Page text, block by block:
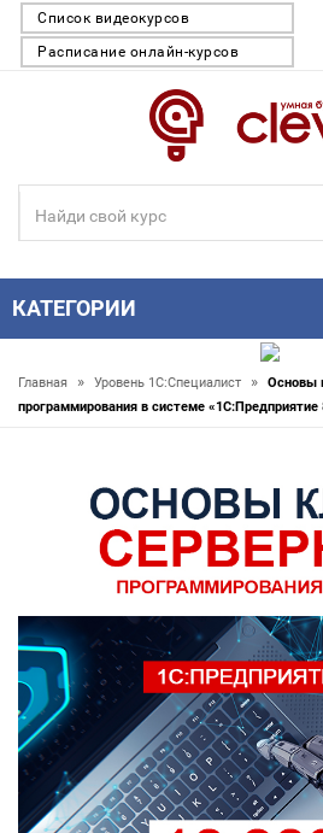
Список видеокурсов
Расписание онлайн-курсов
КАТЕГОРИИ
Главная » Уровень 1С:Специалист »
Основы
программирования в системе «1С:Предприятие